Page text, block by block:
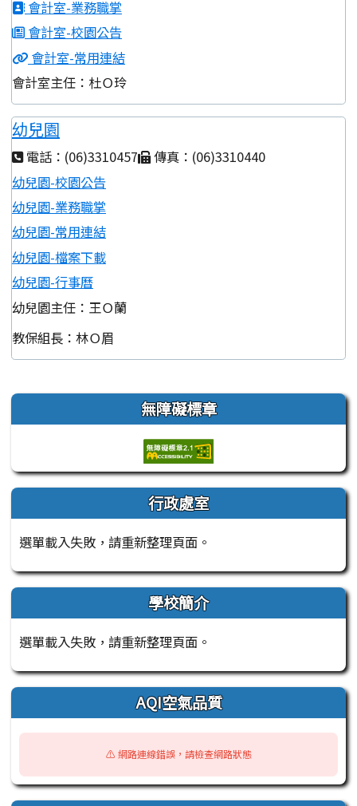
會計室-業務職掌
會計室-校園公告
會計室-常用連結
會計室主任：杜Ｏ玲
幼兒園
電話：(06)3310457
傳真：(06)3310440
幼兒園-校園公告
幼兒園-業務職掌
幼兒園-常用連結
幼兒園-檔案下載
幼兒園-行事曆
幼兒園主任：王Ｏ蘭
教保組長：林Ｏ眉
左邊區域內容 無障礙標章
行政處室
選單載入失敗，請重新整理頁面。
學校簡介
選單載入失敗，請重新整理頁面。
AQI空氣品質
⚠️ 網路連線錯誤，請檢查網路狀態